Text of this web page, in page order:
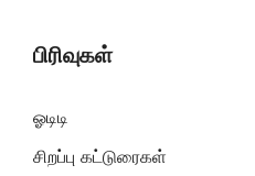
பிரிவுகள்
ஓடிடி
சிறப்பு கட்டுரைகள்